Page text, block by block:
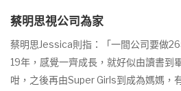
蔡明思視公司為家
蔡明思Jessica則指：「一間公司要做
19年，感覺一齊成長，就好似由讀書到
咁，之後再由Super Girls到成為媽媽，